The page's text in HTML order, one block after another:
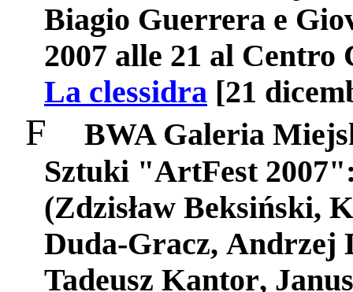
Biagio Guerrera e
2007 alle 21 al
La clessidra [21
F
BWA Galeria
Sztuki "ArtFest
(Zdzisław Beksiński,
Duda-Gracz, Andrzej
Tadeusz Kantor,